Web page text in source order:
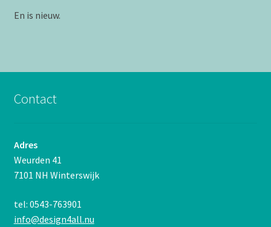
En is nieuw.
Contact
Adres
Weurden 41
7101 NH Winterswijk
tel: 0543-763901
info@design4all.nu